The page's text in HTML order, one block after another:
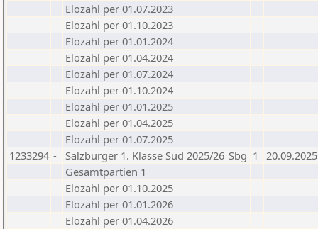
Elozahl per 01.07.2023
Elozahl per 01.10.2023
Elozahl per 01.01.2024
Elozahl per 01.04.2024
Elozahl per 01.07.2024
Elozahl per 01.10.2024
Elozahl per 01.01.2025
Elozahl per 01.04.2025
Elozahl per 01.07.2025
1233294 - Salzburger 1. Klasse Süd 2025/26 Sbg 1
20.09.2025
Gesamtpartien 1
Elozahl per 01.10.2025
Elozahl per 01.01.2026
Elozahl per 01.04.2026